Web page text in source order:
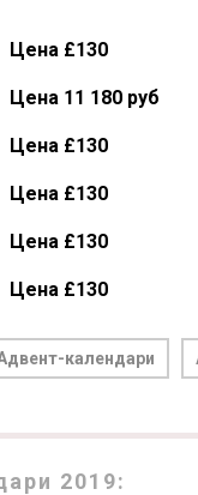
Цена £130
Цена 11 180 руб
Цена £130
Цена £130
Цена £130
Цена £130
календари
2019: